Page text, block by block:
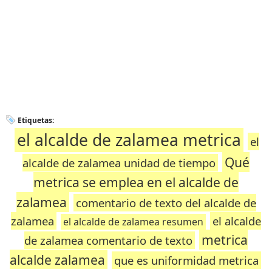
Etiquetas:
el alcalde de zalamea metrica
el
alcalde de zalamea unidad de tiempo
Qué
metrica se emplea en el alcalde de
zalamea
comentario de texto del alcalde de
zalamea
el alcalde de zalamea resumen
el alcalde
de zalamea comentario de texto
metrica
alcalde zalamea
que es uniformidad metrica